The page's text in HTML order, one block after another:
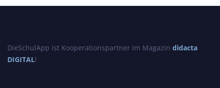
DieSchulApp ist Kooperationspartner im Magazin didacta
DIGITAL!